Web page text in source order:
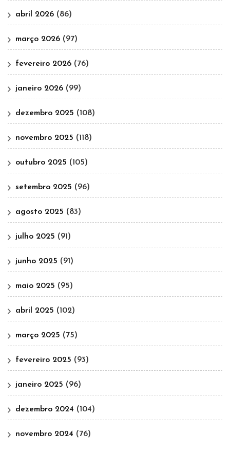
abril 2026 (86)
março 2026 (97)
fevereiro 2026 (76)
janeiro 2026 (99)
dezembro 2025 (108)
novembro 2025 (118)
outubro 2025 (105)
setembro 2025 (96)
agosto 2025 (83)
julho 2025 (91)
junho 2025 (91)
maio 2025 (95)
abril 2025 (102)
março 2025 (75)
fevereiro 2025 (93)
janeiro 2025 (96)
dezembro 2024 (104)
novembro 2024 (76)